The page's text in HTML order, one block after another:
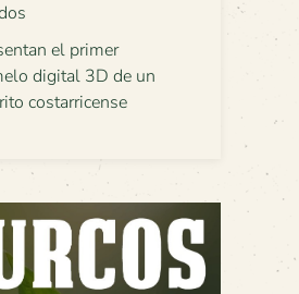
el primer
digital 3D de un
costarricense